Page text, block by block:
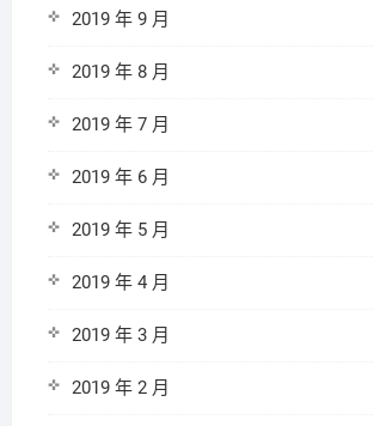
2019 年 9 月
2019 年 8 月
2019 年 7 月
2019 年 6 月
2019 年 5 月
2019 年 4 月
2019 年 3 月
2019 年 2 月